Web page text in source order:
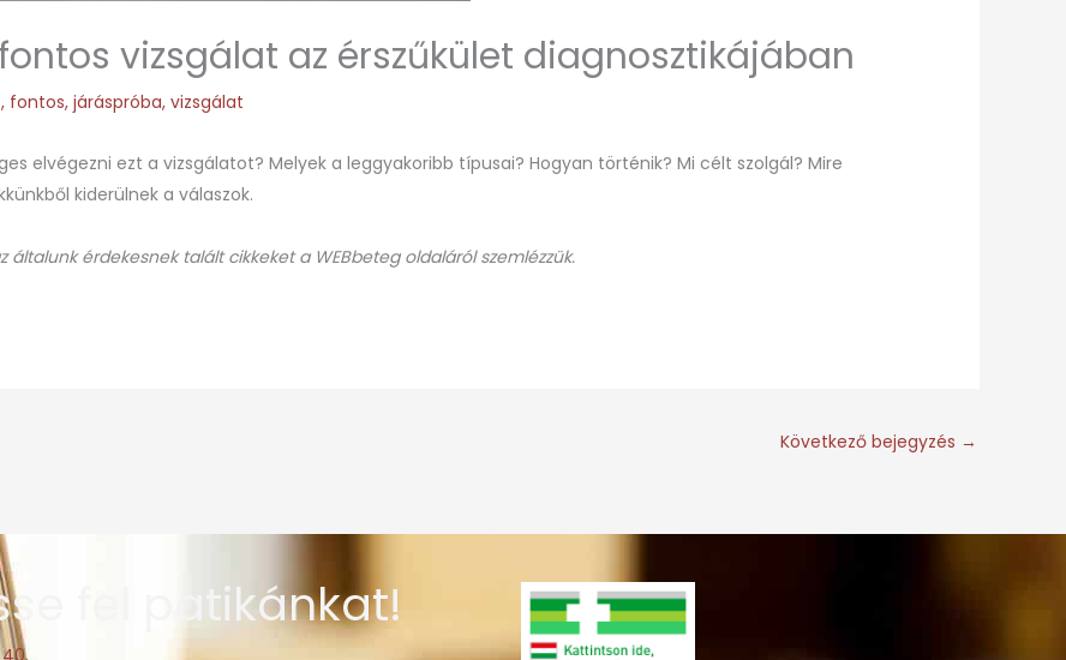
vizsgálat az érszűkület diagnosztikájában
, fontos,járáspróba,vizsgálat
elvégezni ezt a vizsgálatot? Melyek a leggyakoribb típusai? Hogyan történik? Mi célt szolgál? Mire
kiderülnek a válaszok.
általunk érdekesnek talált cikkeket a WEBbeteg oldaláról szemlézzük.
Következő bejegyzés →
fel patikánkat!
40.